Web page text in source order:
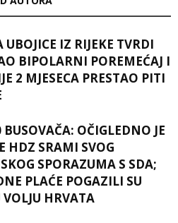
UBOJICE IZ RIJEKE TVRDI
BIPOLARNI POREMEĆAJ I
2 MJESECA PRESTAO PITI
OČIGLEDNO JE
HDZ SRAMI SVOG
SPORAZUMA S SDA;
PLAĆE POGAZILI SU
VOLJU HRVATA